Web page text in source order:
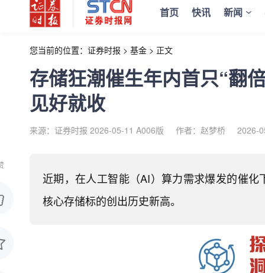
首页 快讯 新闻
您当前的位置： 证券时报 > 基金 > 正文
存储狂潮催生年内首只“翻
见好就收
来源：证券时报 2026-05-11 A006版 作者：赵梦桥 2026-
近期，在人工智能（AI）算力需求爆发的催
核心存储标的创出历史新高。